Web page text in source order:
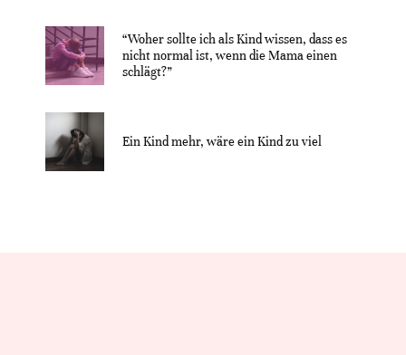
“Woher sollte ich als Kind wissen, dass es
nicht normal ist, wenn die Mama einen
schlägt?”
Ein Kind mehr, wäre ein Kind zu viel